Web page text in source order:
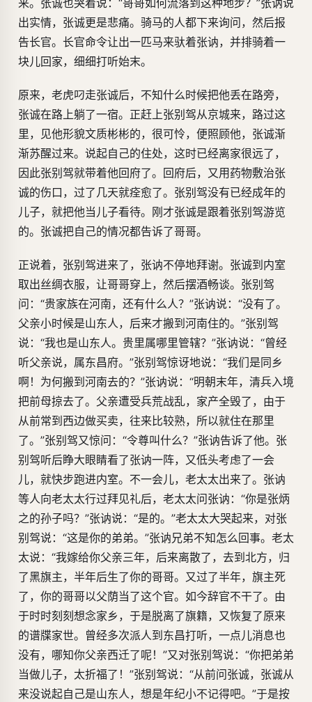
来。张诚也哭着说：“哥哥如何流落到这种地步？”张讷说
出实情，张诚更是悲痛。骑马的人都下来询问，然后报
告长官。长官命令让出一匹马来驮着张讷，并排骑着一
块儿回家，细细打听始末。
原来，老虎叼走张诚后，不知什么时候把他丢在路旁，
张诚在路上躺了一宿。正赶上张别驾从京城来，路过这
里，见他形貌文质彬彬的，很可怜，便照顾他，张诚渐
渐苏醒过来。说起自己的住处，这时已经离家很远了，
因此张别驾就带着他回府了。回府后，又用药物敷治张
诚的伤口，过了几天就痊愈了。张别驾没有已经成年的
儿子，就把他当儿子看待。刚才张诚是跟着张别驾游览
的。张诚把自己的情况都告诉了哥哥。
正说着，张别驾进来了，张讷不停地拜谢。张诚到内室
取出丝绸衣服，让哥哥穿上，然后摆酒畅谈。张别驾
问：“贵家族在河南，还有什么人？”张讷说：“没有了。
父亲小时候是山东人，后来才搬到河南住的。”张别驾
说：“我也是山东人。贵里属哪里管辖？”张讷说：“曾经
听父亲说，属东昌府。”张别驾惊讶地说：“我们是同乡
啊！为何搬到河南去的？”张讷说：“明朝末年，清兵入境
把前母掠去了。父亲遭受兵荒战乱，家产全毁了，由于
从前常到西边做买卖，往来比较熟，所以就住在那里
了。”张别驾又惊问：“令尊叫什么？”张讷告诉了他。张
别驾听后睁大眼睛看了张讷一阵，又低头考虑了一会
儿，就快步跑进内室。不一会儿，老太太出来了。张讷
等人向老太太行过拜见礼后，老太太问张讷：“你是张炳
之的孙子吗？”张讷说：“是的。”老太太大哭起来，对张
别驾说：“这是你的弟弟。”张讷兄弟不知怎么回事。老太
太说：“我嫁给你父亲三年，后来离散了，去到北方，归
了黑旗主，半年后生了你的哥哥。又过了半年，旗主死
了，你的哥哥以父荫当了这个官。如今辞官不干了。由
于时时刻刻想念家乡，于是脱离了旗籍，又恢复了原来
的谱牒家世。曾经多次派人到东昌打听，一点儿消息也
没有，哪知你父亲西迁了呢！”又对张别驾说：“你把弟弟
当做儿子，太折福了！”张别驾说：“从前问张诚，张诚从
来没说起自己是山东人，想是年纪小不记得吧。”于是按